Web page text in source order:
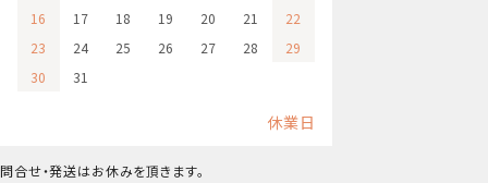
16
17 18 19 20 21
22
23
24 25 26 27 28
29
30
31
休業日
問合せ・発送はお休みを頂きます。